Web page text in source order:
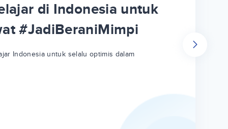
di Indonesia untuk
#JadiBeraniMimpi
Indonesia untuk selalu optimis dalam